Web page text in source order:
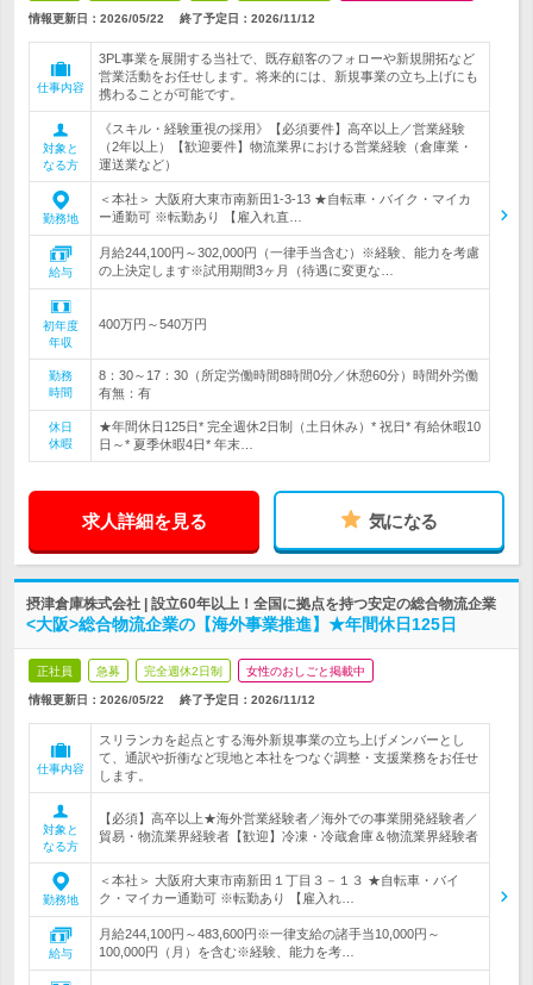
情報更新日：2026/05/22 終了予定日： 2026/11/12
仕事内容
3PL事業を展開する当社で、既存顧客のフォローや新規開拓など
営業活動をお任せします。将来的には、新規事業の立ち上げにも
携わることが可能です。
対象と
なる方
《スキル・経験重視の採用》【必須要件】高卒以上／営業経験
（2年以上）【歓迎要件】物流業界における営業経験（倉庫業・
運送業など）
勤務地
＜本社＞ 大阪府大東市南新田1-3-13 ★自転車・バイク・マイカ
ー通勤可 ※転勤あり 【雇入れ直…
給与
月給244,100円～302,000円（一律手当含む）※経験、能力を考慮
の上決定します※試用期間3ヶ月（待遇に変更な…
初年度
年収
400万円～540万円
勤務
時間
8：30～17：30（所定労働時間8時間0分／休憩60分）時間外労働
有無：有
休日
休暇
★年間休日125日* 完全週休2日制（土日休み）* 祝日* 有給休暇10
日～* 夏季休暇4日* 年末…
求人詳細を見る 気になる
摂津倉庫株式会社 | 設立60年以上！全国に拠点を持つ安定の総合物流企業
<大阪>総合物流企業の【海外事業推進】★年間休日125日
正社員 急募 完全週休2日制 女性のおしごと掲載中
情報更新日：2026/05/22 終了予定日： 2026/11/12
仕事内容
スリランカを起点とする海外新規事業の立ち上げメンバーとし
て、通訳や折衝など現地と本社をつなぐ調整・支援業務をお任せ
します。
対象と
なる方
【必須】高卒以上★海外営業経験者／海外での事業開発経験者／
貿易・物流業界経験者【歓迎】冷凍・冷蔵倉庫＆物流業界経験者
勤務地
＜本社＞ 大阪府大東市南新田１丁目３－１３ ★自転車・バイ
ク・マイカー通勤可 ※転勤あり 【雇入れ…
給与
月給244,100円～483,600円※一律支給の諸手当10,000円～
100,000円（月）を含む※経験、能力を考…